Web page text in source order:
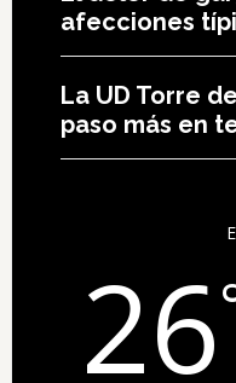
afecciones
La UD Torre
paso más en
26